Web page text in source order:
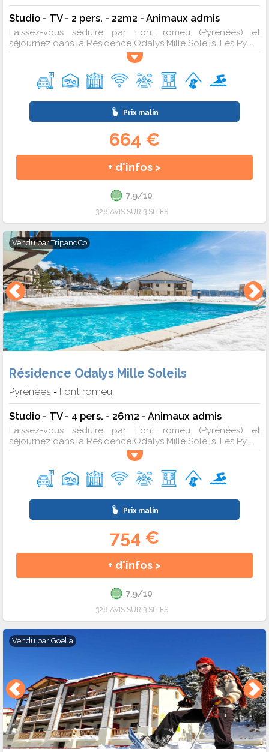
Studio - TV - 2 pers. - 22m2 - Animaux admis
Laissez-vous séduire par Font romeu (Pyrénées) et
séjournez dans la Résidence Odalys Mille Soleils. Les Py...
Prix malin
664 €
+ d'infos >
7.9/10
328 AVIS SUR 3 SITES
Vendu parTripandCo
Résidence Odalys Mille Soleils
Pyrénées - Font romeu
Studio - TV - 4 pers. - 26m2 - Animaux admis
Laissez-vous séduire par Font romeu (Pyrénées) et
séjournez dans la Résidence Odalys Mille Soleils. Les Py...
Prix malin
754 €
+ d'infos >
7.9/10
328 AVIS SUR 3 SITES
Vendu par Goelia